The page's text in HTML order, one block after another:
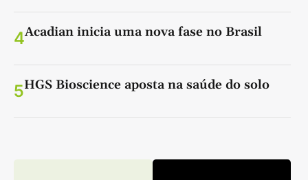
4Acadian inicia uma nova fase no Brasil
5HGS Bioscience aposta na saúde do solo